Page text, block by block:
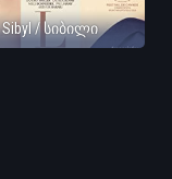
Sibyl / სიბილი